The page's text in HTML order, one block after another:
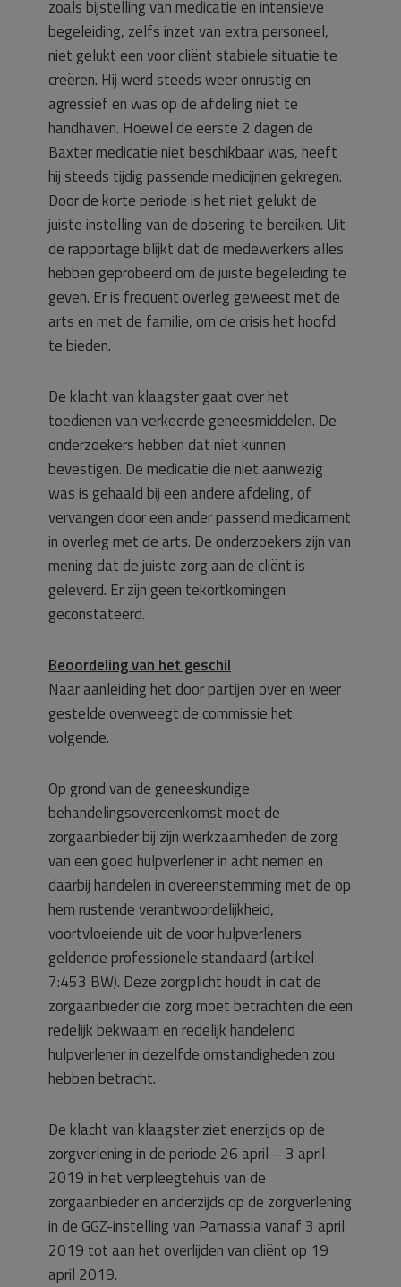
zoals bijstelling van medicatie en intensieve
begeleiding, zelfs inzet van extra personeel,
niet gelukt een voor cliënt stabiele situatie te
creëren. Hij werd steeds weer onrustig en
agressief en was op de afdeling niet te
handhaven. Hoewel de eerste 2 dagen de
Baxter medicatie niet beschikbaar was, heeft
hij steeds tijdig passende medicijnen gekregen.
Door de korte periode is het niet gelukt de
juiste instelling van de dosering te bereiken. Uit
de rapportage blijkt dat de medewerkers alles
hebben geprobeerd om de juiste begeleiding te
geven. Er is frequent overleg geweest met de
arts en met de familie, om de crisis het hoofd
te bieden.
De klacht van klaagster gaat over het
toedienen van verkeerde geneesmiddelen. De
onderzoekers hebben dat niet kunnen
bevestigen. De medicatie die niet aanwezig
was is gehaald bij een andere afdeling, of
vervangen door een ander passend medicament
in overleg met de arts. De onderzoekers zijn van
mening dat de juiste zorg aan de cliënt is
geleverd. Er zijn geen tekortkomingen
geconstateerd.
Beoordeling van het geschil
Naar aanleiding het door partijen over en weer
gestelde overweegt de commissie het
volgende.
Op grond van de geneeskundige
behandelingsovereenkomst moet de
zorgaanbieder bij zijn werkzaamheden de zorg
van een goed hulpverlener in acht nemen en
daarbij handelen in overeenstemming met de op
hem rustende verantwoordelijkheid,
voortvloeiende uit de voor hulpverleners
geldende professionele standaard (artikel
7:453 BW). Deze zorgplicht houdt in dat de
zorgaanbieder die zorg moet betrachten die een
redelijk bekwaam en redelijk handelend
hulpverlener in dezelfde omstandigheden zou
hebben betracht.
De klacht van klaagster ziet enerzijds op de
zorgverlening in de periode 26 april – 3 april
2019 in het verpleegtehuis van de
zorgaanbieder en anderzijds op de zorgverlening
in de GGZ-instelling van Parnassia vanaf 3 april
2019 tot aan het overlijden van cliënt op 19
april 2019.